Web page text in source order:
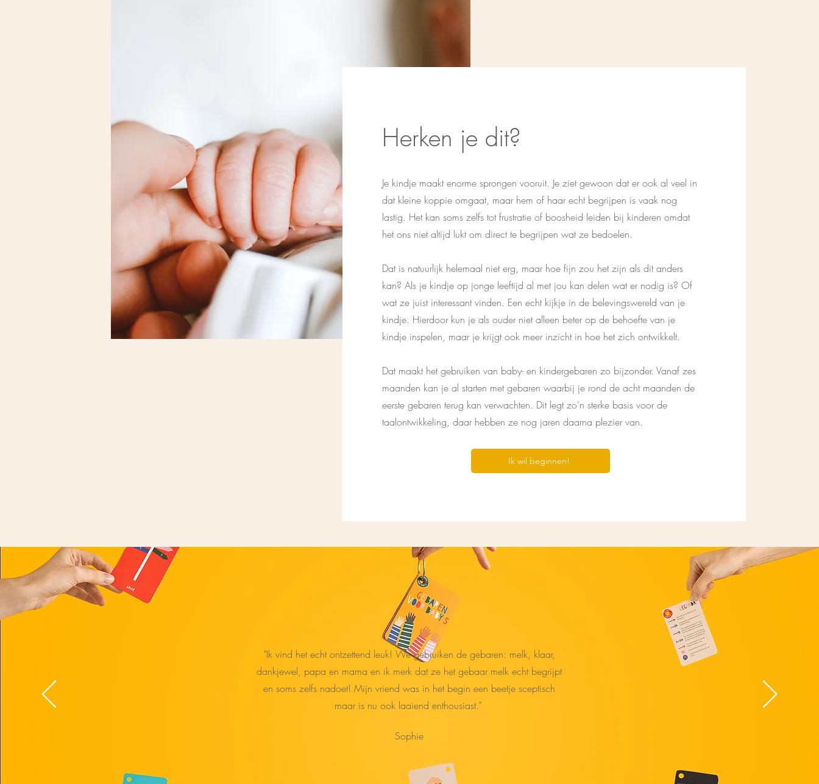
Herken je dit?
Je kindje maakt enorme sprongen vooruit. Je ziet gewoon dat er ook al veel in
dat kleine koppie omgaat, maar hem of haar echt begrijpen is vaak nog
lastig. Het kan soms zelfs tot frustratie of boosheid leiden bij kinderen omdat
het ons niet altijd lukt om direct te begrijpen wat ze bedoelen.
Dat is natuurlijk helemaal niet erg, maar hoe fijn zou het zijn als dit anders
kan? Als je kindje op jonge leeftijd al met jou kan delen wat er nodig is? Of
wat ze juist interessant vinden. Een echt kijkje in de belevingswereld van je
kindje. Hierdoor kun je als ouder niet alleen beter op de behoefte van je
kindje inspelen, maar je krijgt ook meer inzicht in hoe het zich ontwikkelt.
Dat maakt het gebruiken van baby- en kindergebaren zo bijzonder. Vanaf zes
maanden kan je al starten met gebaren waarbij je rond de acht maanden de
eerste gebaren terug kan verwachten. Dit legt zo'n sterke basis voor de
taalontwikkeling, daar hebben ze nog jaren daarna plezier van.
Ik wil beginnen!
"Ik vind het echt ontzettend leuk! We gebruiken de gebaren: melk, klaar,
dankjewel, papa en mama en ik merk dat ze het gebaar melk echt begrijpt
en soms zelfs nadoet! Mijn vriend was in het begin een beetje sceptisch
maar is nu ook laaiend enthousiast."
Sophie